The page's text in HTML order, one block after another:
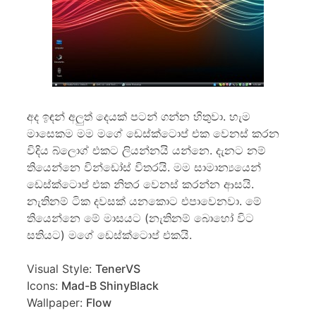
අද ඉඳන් අලුත් දෙයක් පටන් ගන්න හිතුවා. හැම
මාසෙකම මම මගේ ඩෙස්ක්ටොප් එක වෙනස් කරන
විදිය බ්ලොග් එකට ලියන්නයි යන්නෙ. දැනට නම්
තියෙන්නෙ වින්ඩෝස් විතරයි. මම සාමාන්‍යයෙන්
ඩෙස්ක්ටොප් එක නිතර වෙනස් කරන්න ආසයි.
නැතිනම් ටික දවසක් යනකොට එපාවෙනවා. මේ
තියෙන්නෙ මේ මාසයට (නැතිනම් බොහෝ විට
සතියට) මගේ ඩෙස්ක්ටොප් එකයි.
Visual Style: TenerVS
Icons: Mad-B ShinyBlack
Wallpaper: Flow